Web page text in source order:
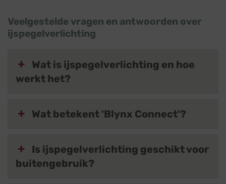
Veelgestelde vragen en antwoorden over
ijspegelverlichting
Wat is ijspegelverlichting en hoe
werkt het?
Wat betekent 'Blynx Connect'?
Is ijspegelverlichting geschikt voor
buitengebruik?